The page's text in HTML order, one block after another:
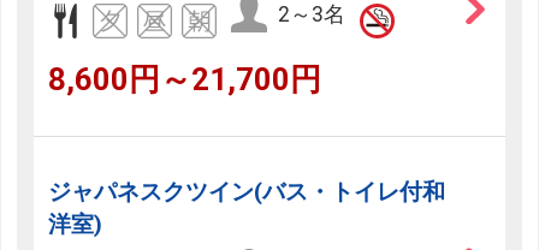
2～3名
8,600円～21,700円
ジャパネスクツイン(バス・トイレ付和
洋室)